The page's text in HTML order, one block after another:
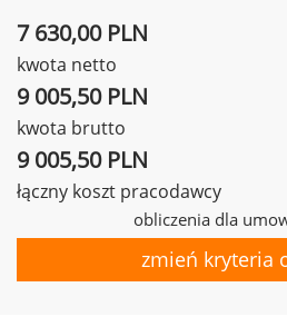
7 630,00 PLN
kwota netto
9 005,50 PLN
kwota brutto
9 005,50 PLN
łączny koszt pracodawcy
obliczenia dla
zmień kryteria